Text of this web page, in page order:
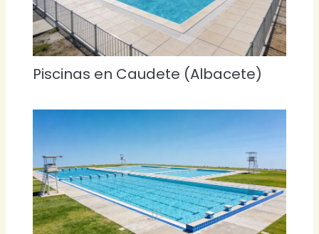
Piscinas en Caudete (Albacete)